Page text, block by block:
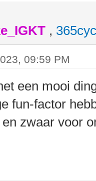
,
09:59 PM
een mooi
fun-factor
zwaar voor